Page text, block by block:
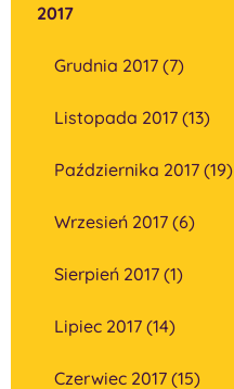
2017
Grudnia 2017 (7)
Listopada 2017 (13)
Października 2017 (19)
Wrzesień 2017 (6)
Sierpień 2017 (1)
Lipiec 2017 (14)
Czerwiec 2017 (15)